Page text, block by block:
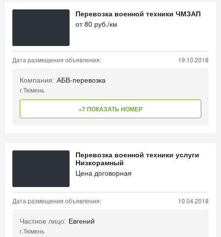
Перевозка военной техники ЧМЗАП
от80 руб./км
Дата размещения объявления: 19.10.2018
Компания: АБВ-перевозка
г.Тюмень
+7 ПОКАЗАТЬ НОМЕР
Перевозка военной техники услуги
Низкорамный
Цена договорная
Дата размещения объявления: 10.04.2018
Частное лицо: Евгений
г.Тюмень